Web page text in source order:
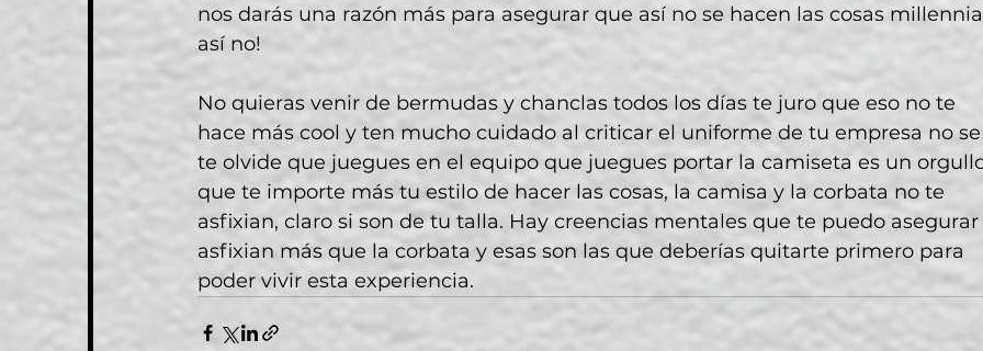
nos darás una razón más para asegurar que así no se hacen las cosas
así no!
No quieras venir de bermudas y chanclas todos los días te juro que eso no te
hace más cool y ten mucho cuidado al criticar el uniforme de tu empresa no
te olvide que juegues en el equipo que juegues portar la camiseta es un
que te importe más tu estilo de hacer las cosas, la camisa y la corbata no te
asfixian, claro si son de tu talla. Hay creencias mentales que te puedo asegurar
asfixian más que la corbata y esas son las que deberías quitarte primero para
poder vivir esta experiencia.